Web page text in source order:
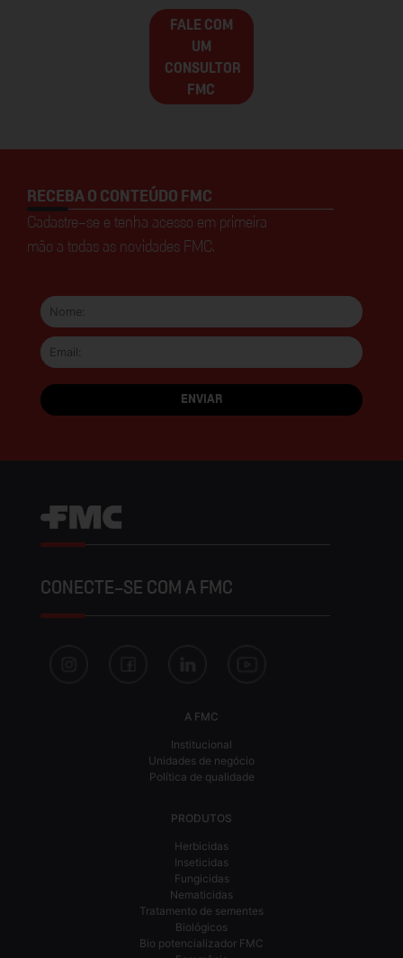
FALE COM
UM
CONSULTOR
FMC
RECEBA O CONTEÚDO FMC
Cadastre-se e tenha acesso em primeira
mão a todas as novidades FMC.
CONECTE-SE COM A FMC
A FMC
Institucional
Unidades de negócio
Política de qualidade
PRODUTOS
Herbicidas
Inseticidas
Fungicidas
Nematicidas
Tratamento de sementes
Biológicos
Bio potencializador FMC